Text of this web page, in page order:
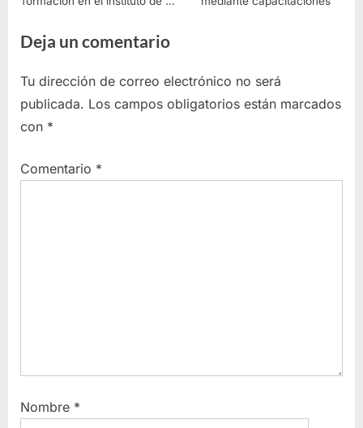
Deja un comentario
Tu dirección de correo electrónico no será
publicada. Los campos obligatorios están marcados
con *
Comentario *
Nombre *